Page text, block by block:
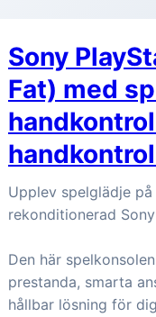
Sony
Fat) med
Upplev spelglädje
rekonditionerad
Den här
prestanda, smarta
hållbar lösning för